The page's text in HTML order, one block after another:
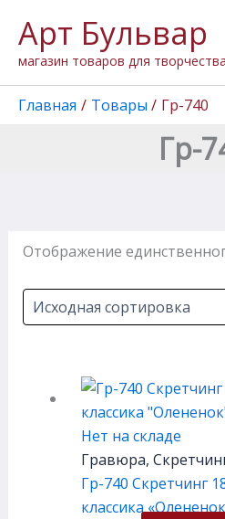
содержимому
Арт Бульвар
магазин товаров для
Главная Товары Гр-740
Гр-
Отображение
Нет на складе
Гравюра,
Гр-740 Скретчинг
классика